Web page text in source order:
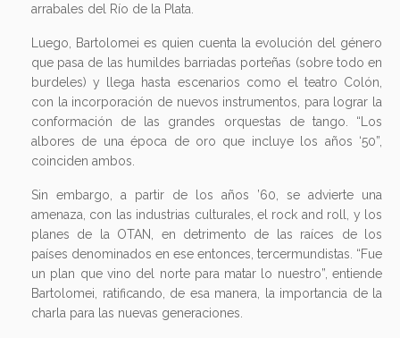
arrabales del Río de la Plata.
Luego, Bartolomei es quien cuenta la evolución del género
que pasa de las humildes barriadas porteñas (sobre todo en
burdeles) y llega hasta escenarios como el teatro Colón,
con la incorporación de nuevos instrumentos, para lograr la
conformación de las grandes orquestas de tango. “Los
albores de una época de oro que incluye los años ‘50”,
coinciden ambos.
Sin embargo, a partir de los años ’60, se advierte una
amenaza, con las industrias culturales, el rock and roll, y los
planes de la OTAN, en detrimento de las raíces de los
países denominados en ese entonces, tercermundistas. “Fue
un plan que vino del norte para matar lo nuestro”, entiende
Bartolomei, ratificando, de esa manera, la importancia de la
charla para las nuevas generaciones.